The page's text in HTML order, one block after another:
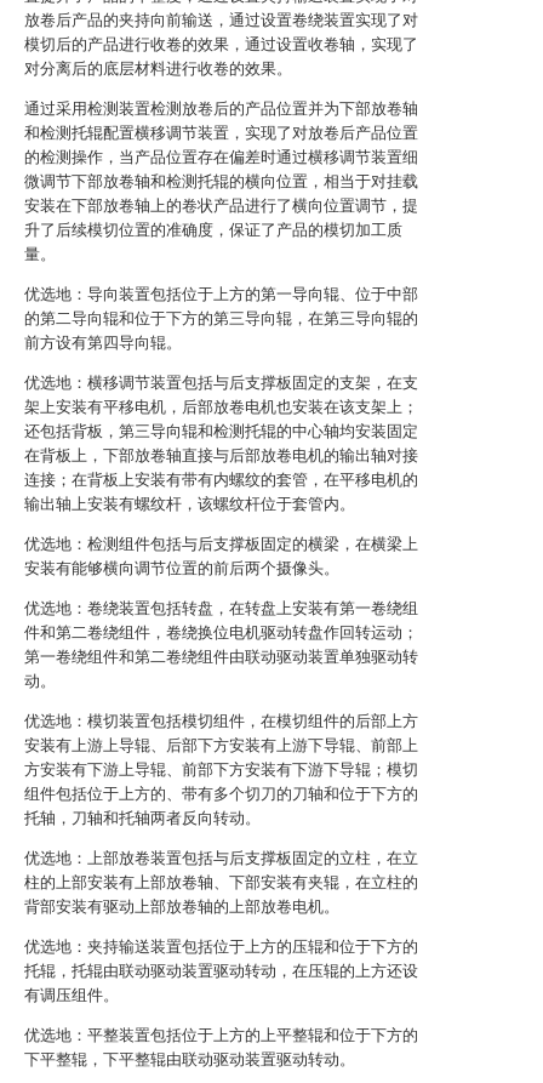
放卷后产品的夹持向前输送，通过设置卷绕装置实现了对
模切后的产品进行收卷的效果，通过设置收卷轴，实现了
对分离后的底层材料进行收卷的效果。
通过采用检测装置检测放卷后的产品位置并为下部放卷轴
和检测托辊配置横移调节装置，实现了对放卷后产品位置
的检测操作，当产品位置存在偏差时通过横移调节装置细
微调节下部放卷轴和检测托辊的横向位置，相当于对挂载
安装在下部放卷轴上的卷状产品进行了横向位置调节，提
升了后续模切位置的准确度，保证了产品的模切加工质
量。
优选地：导向装置包括位于上方的第一导向辊、位于中部
的第二导向辊和位于下方的第三导向辊，在第三导向辊的
前方设有第四导向辊。
优选地：横移调节装置包括与后支撑板固定的支架，在支
架上安装有平移电机，后部放卷电机也安装在该支架上；
还包括背板，第三导向辊和检测托辊的中心轴均安装固定
在背板上，下部放卷轴直接与后部放卷电机的输出轴对接
连接；在背板上安装有带有内螺纹的套管，在平移电机的
输出轴上安装有螺纹杆，该螺纹杆位于套管内。
优选地：检测组件包括与后支撑板固定的横梁，在横梁上
安装有能够横向调节位置的前后两个摄像头。
优选地：卷绕装置包括转盘，在转盘上安装有第一卷绕组
件和第二卷绕组件，卷绕换位电机驱动转盘作回转运动；
第一卷绕组件和第二卷绕组件由联动驱动装置单独驱动转
动。
优选地：模切装置包括模切组件，在模切组件的后部上方
安装有上游上导辊、后部下方安装有上游下导辊、前部上
方安装有下游上导辊、前部下方安装有下游下导辊；模切
组件包括位于上方的、带有多个切刀的刀轴和位于下方的
托轴，刀轴和托轴两者反向转动。
优选地：上部放卷装置包括与后支撑板固定的立柱，在立
柱的上部安装有上部放卷轴、下部安装有夹辊，在立柱的
背部安装有驱动上部放卷轴的上部放卷电机。
优选地：夹持输送装置包括位于上方的压辊和位于下方的
托辊，托辊由联动驱动装置驱动转动，在压辊的上方还设
有调压组件。
优选地：平整装置包括位于上方的上平整辊和位于下方的
下平整辊，下平整辊由联动驱动装置驱动转动。